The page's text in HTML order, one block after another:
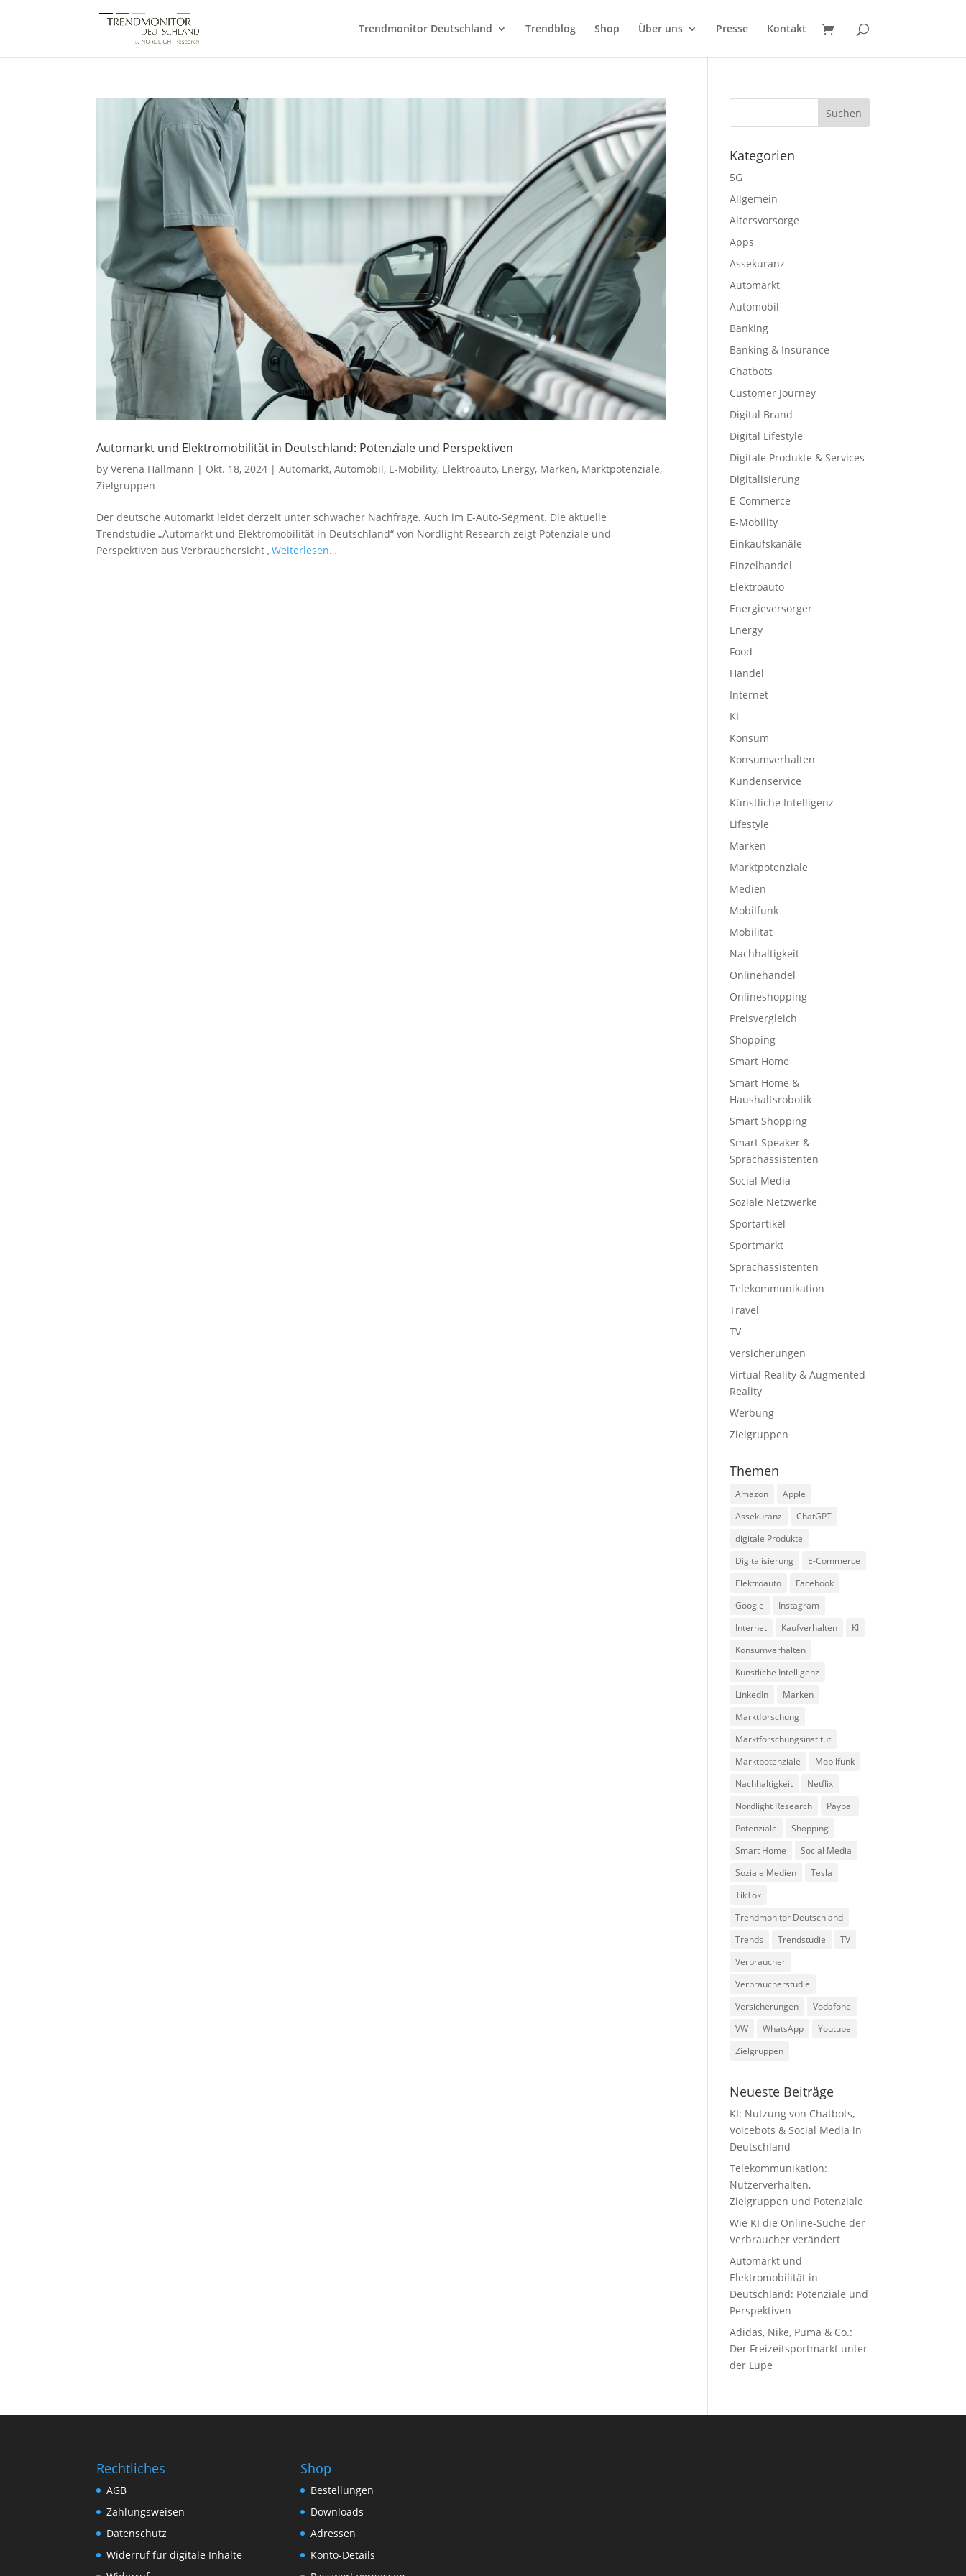
Trendmonitor Deutschland Trendblog Shop Über uns Presse Kontakt
Automarkt und Elektromobilität in Deutschland: Potenziale und Perspektiven
byVerena Hallmann | Okt. 18, 2024 |Automarkt,Automobil, E-Mobility, Elektroauto, Energy, Marken, Marktpotenziale,
Zielgruppen
Der deutsche Automarkt leidet derzeit unter schwacher Nachfrage. Auch im E-Auto-Segment. Die aktuelle
Trendstudie „Automarkt und Elektromobilität in Deutschland“ von Nordlight Research zeigt Potenziale und
Perspektiven aus Verbrauchersicht „Weiterlesen…
Kategorien
5G
Allgemein
Altersvorsorge
Apps
Assekuranz
Automarkt
Automobil
Banking
Banking & Insurance
Chatbots
Customer Journey
Digital Brand
Digital Lifestyle
Digitale Produkte & Services
Digitalisierung
E-Commerce
E-Mobility
Einkaufskanäle
Einzelhandel
Elektroauto
Energieversorger
Energy
Food
Handel
Internet
KI
Konsum
Konsumverhalten
Kundenservice
Künstliche Intelligenz
Lifestyle
Marken
Marktpotenziale
Medien
Mobilfunk
Mobilität
Nachhaltigkeit
Onlinehandel
Onlineshopping
Preisvergleich
Shopping
Smart Home
Smart Home &
Haushaltsrobotik
Smart Shopping
Smart Speaker &
Sprachassistenten
Social Media
Soziale Netzwerke
Sportartikel
Sportmarkt
Sprachassistenten
Telekommunikation
Travel
TV
Versicherungen
Virtual Reality & Augmented
Reality
Werbung
Zielgruppen
Themen
Amazon
Apple
Assekuranz
ChatGPT
digitale Produkte
Digitalisierung
E-Commerce
Elektroauto
Facebook
Google
Instagram
Internet
Kaufverhalten
KI
Konsumverhalten
Künstliche Intelligenz
LinkedIn
Marken
Marktforschung
Marktforschungsinstitut
Marktpotenziale
Mobilfunk
Nachhaltigkeit
Netflix
Nordlight Research
Paypal
Potenziale
Shopping
Smart Home
Social Media
Soziale Medien
Tesla
TikTok
Trendmonitor Deutschland
Trends
Trendstudie
TV
Verbraucher
Verbraucherstudie
Versicherungen
Vodafone
VW
WhatsApp
Youtube
Zielgruppen
Neueste Beiträge
KI: Nutzung von Chatbots,
Voicebots & Social Media in
Deutschland
Telekommunikation:
Nutzerverhalten,
Zielgruppen und Potenziale
Wie KI die Online-Suche der
Verbraucher verändert
Automarkt und
Elektromobilität in
Deutschland: Potenziale und
Perspektiven
Adidas, Nike, Puma & Co.:
Der Freizeitsportmarkt unter
der Lupe
Rechtliches
AGB
Zahlungsweisen
Datenschutz
Widerruf für digitale Inhalte
Shop
Bestellungen
Downloads
Adressen
Konto-Details